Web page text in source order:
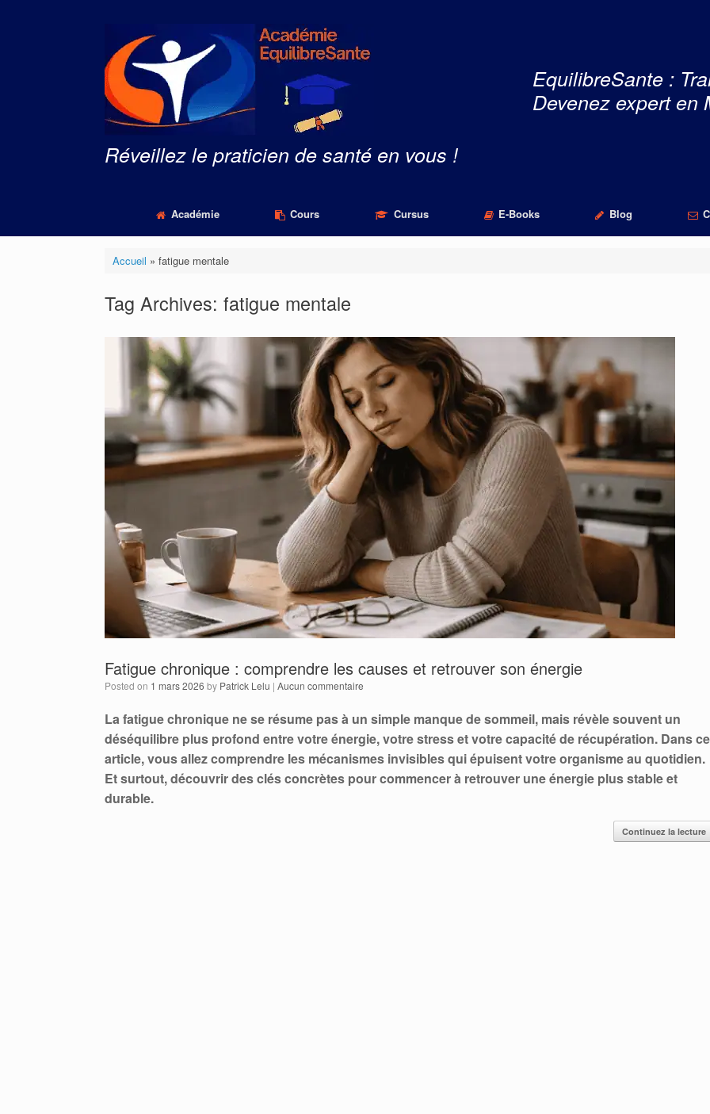
Réveillez le praticien de santé en vous !
EquilibreSante :
Devenez expert en
Académie Cours Cursus E-Books Blog
Accueil » fatigue mentale
Tag Archives: fatigue mentale
Fatigue chronique : comprendre les causes et retrouver son énergie
Posted on 1 mars 2026 by Patrick Lelu | Aucun commentaire
La fatigue chronique ne se résume pas à un simple manque de sommeil, mais révèle souvent un
déséquilibre plus profond entre votre énergie, votre stress et votre capacité de récupération. Dans
article, vous allez comprendre les mécanismes invisibles qui épuisent votre organisme au quotidien.
Et surtout, découvrir des clés concrètes pour commencer à retrouver une énergie plus stable et
durable.
Continuez la lecture